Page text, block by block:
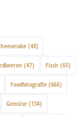
(48)
(47) Fisch (65)
Foodfotografie (666)
Gemüse (134)